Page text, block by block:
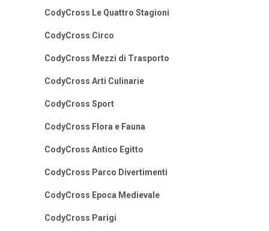
CodyCross Le Quattro Stagioni
CodyCross Circo
CodyCross Mezzi di Trasporto
CodyCross Arti Culinarie
CodyCross Sport
CodyCross Flora e Fauna
CodyCross Antico Egitto
CodyCross Parco Divertimenti
CodyCross Epoca Medievale
CodyCross Parigi